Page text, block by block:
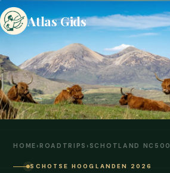
Atlas Gids
HOME ›ROADTRIPS › SCHOTLAND NC500
SCHOTSE HOOGLANDEN 2026